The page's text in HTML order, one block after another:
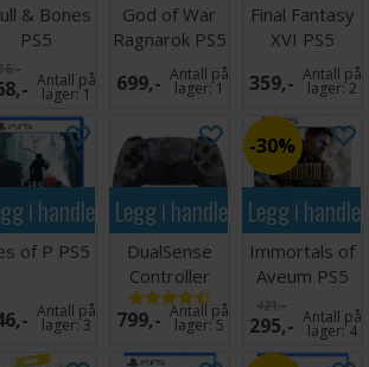
& Bones
PS5
Antall på
lager:1
God of War
Ragnarok PS5
699,- Antall på
lager:1
Final Fantasy
XVI PS5
359,- Antall på
lager:2
i handlekurven
of P PS5
Antall på
lager:3
Legg i handlekurven
DualSense
Controller
Grey Camo
PS5
799,- Antall på
lager:5
Legg i
30%
Immortals of
Aveum PS5
421,-
295,- Antall på
lager:4